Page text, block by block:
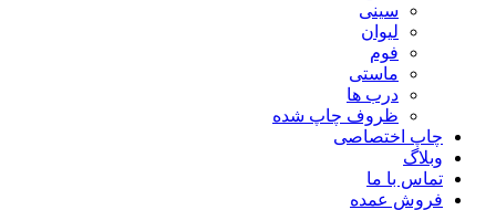
سینی
لیوان
فوم
ماستی
درب ها
ظروف چاپ شده
چاپ اختصاصی
وبلاگ
تماس با ما
فروش عمده